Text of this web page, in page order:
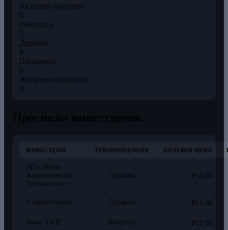
Активно покупать
0
Покупать
5
Держать
4
Продавать
0
Активно продавать
0
ИНВЕСТДОМ РЕКОМЕНДАЦИЯ ЦЕЛЕВАЯ ЦЕНА
АО «Эйлер
Аналитические
Технологии»
Держать ₽10,00
Т-Инвестиции Держать ₽11,00
Банк "ПСБ" Покупать ₽12,50